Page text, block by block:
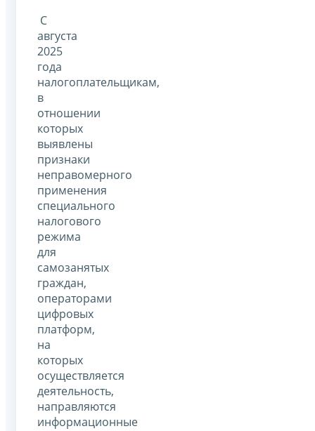
С
августа
2025
года
налогоплательщикам,
в
отношении
которых
выявлены
признаки
неправомерного
применения
специального
налогового
режима
для
самозанятых
граждан,
операторами
цифровых
платформ,
на
которых
осуществляется
деятельность,
направляются
информационные